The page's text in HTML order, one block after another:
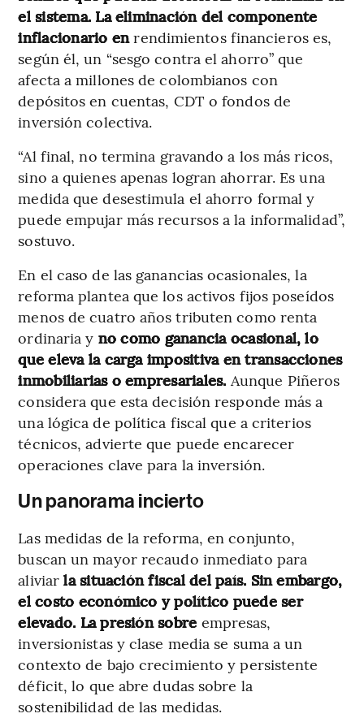
el sistema. La eliminación del componente
inflacionario enrendimientos financieros es,
según él, un “sesgo contra el ahorro” que
afecta a millones de colombianos con
depósitos en cuentas, CDT o fondos de
inversión colectiva.
“Al final, no termina gravando a los más ricos,
sino a quienes apenas logran ahorrar. Es una
medida que desestimula el ahorro formal y
puede empujar más recursos a la informalidad”,
sostuvo.
En el caso de las ganancias ocasionales, la
reforma plantea que los activos fijos poseídos
menos de cuatro años tributen como renta
ordinaria y no como ganancia ocasional, lo
que eleva la carga impositiva en transacciones
inmobiliarias o empresariales. Aunque Piñeros
considera que esta decisión responde más a
una lógica de política fiscal que a criterios
técnicos, advierte que puede encarecer
operaciones clave para la inversión.
Un panorama incierto
Las medidas de la reforma, en conjunto,
buscan un mayor recaudo inmediato para
aliviar la situación fiscal del país. Sin embargo,
el costo económico y político puede ser
elevado. La presión sobre empresas,
inversionistas y clase media se suma a un
contexto de bajo crecimiento y persistente
déficit, lo que abre dudas sobre la
sostenibilidad de las medidas.